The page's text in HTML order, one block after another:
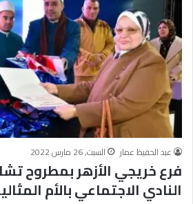
عبد الحفيظ عمار
السبت, 26 مارس 2022
فرع خريجي الأزهر بمطروح
النادي الاجتماعي بالأم